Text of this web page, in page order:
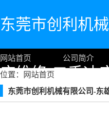
东莞市创利机
床维修-二手冲
网站首页 公司简介
位置：
网站首页
东莞市创利机械有限公司-东